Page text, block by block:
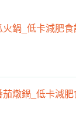
鍋_低卡減肥
茄燉鍋_低卡減